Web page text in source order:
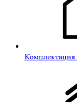
Комплектация: